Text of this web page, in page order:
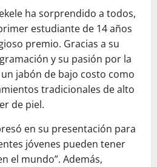
ha sorprendido a todos,
estudiante de 14 años
premio. Gracias a su
y su pasión por la
jabón de bajo costo como
tradicionales de alto
de piel.
en su presentación para
jóvenes pueden tener
el mundo”. Además,